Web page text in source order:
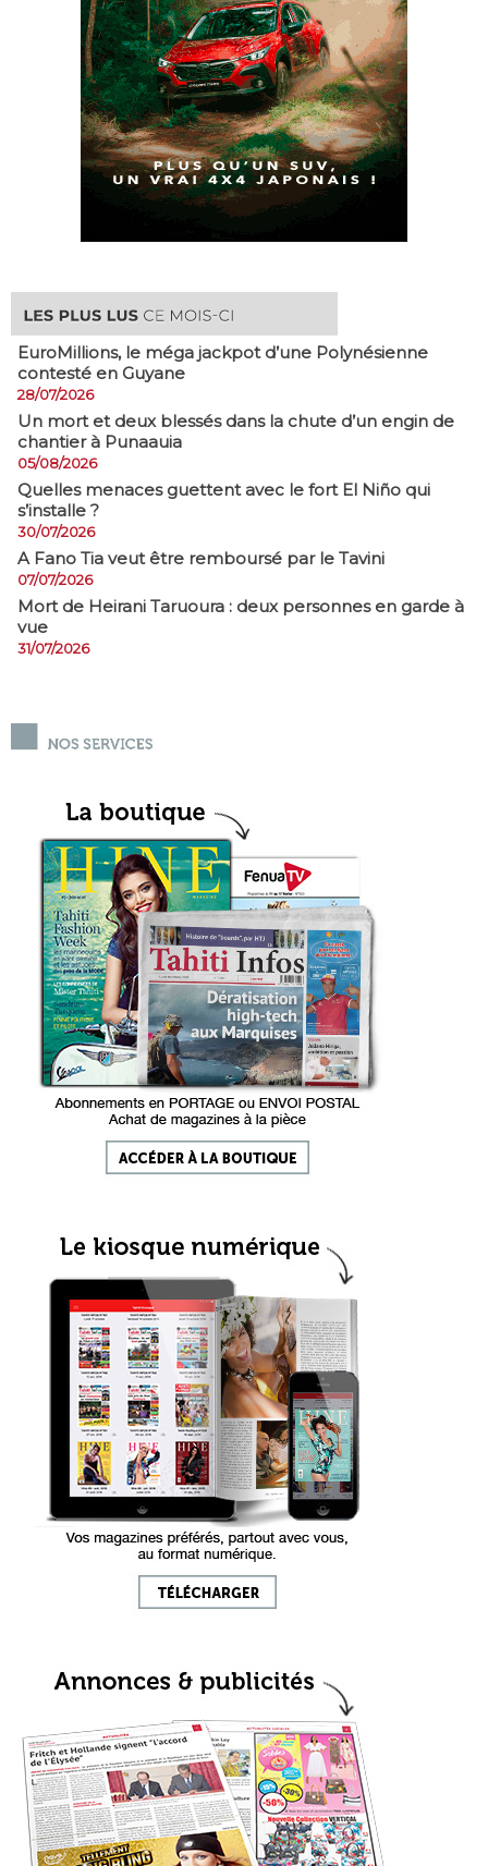
EuroMillions, ​le méga jackpot d’une Polynésienne
contesté en Guyane
28/07/2026
​Un mort et deux blessés dans la chute d’un engin de
chantier à Punaauia
05/08/2026
Quelles menaces guettent avec le fort El Niño qui
s’installe ?
30/07/2026
A Fano Tia veut être remboursé par le Tavini
07/07/2026
Mort de Heirani Taruoura : deux personnes en garde à
vue
31/07/2026